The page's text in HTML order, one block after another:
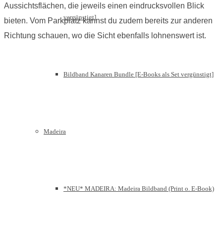
vergünstigt]
Bildband Kanaren Bundle [E-Books als Set vergünstigt]
Madeira
*NEU* MADEIRA: Madeira Bildband (Print o. E-Book)
Aussichtsflächen, die jeweils einen eindrucksvollen Blick
bieten. Vom Parkplatz kannst du zudem bereits zur anderen
Richtung schauen, wo die Sicht ebenfalls lohnenswert ist.